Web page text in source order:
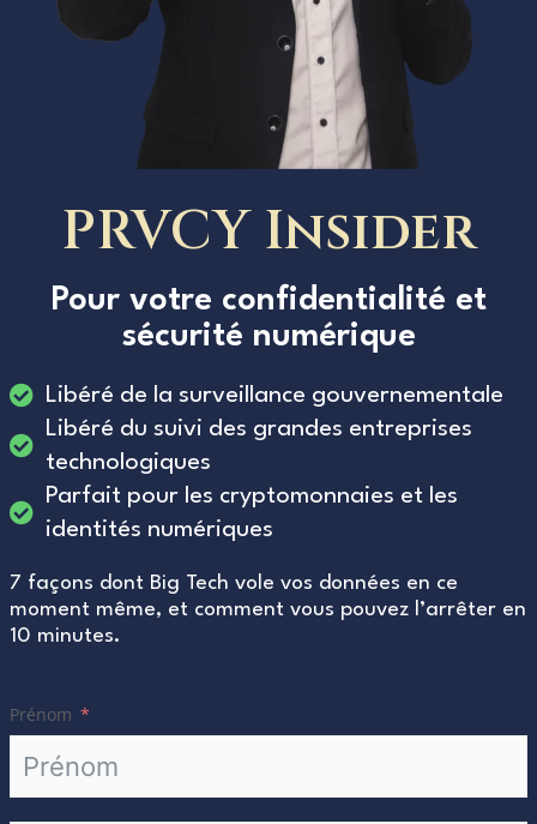
PRVCY Insider
Pour votre confidentialité et
sécurité numérique
Libéré de la surveillance gouvernementale
Libéré du suivi des grandes entreprises
technologiques
Parfait pour les cryptomonnaies et les
identités numériques
7 façons dont Big Tech vole vos données en ce
moment même, et comment vous pouvez l’arrêter en
10 minutes.
Prénom